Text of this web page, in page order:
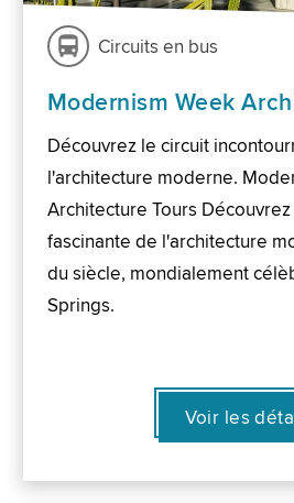
Circuits en bus
Modernism Week
Découvrez le circuit
l'architecture moderne.
Architecture Tours
fascinante de l'architecture
du siècle, mondialement
Springs.
Voir les